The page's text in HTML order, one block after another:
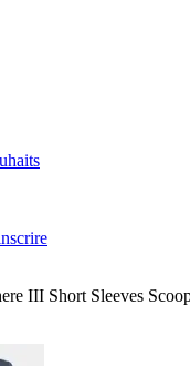
III Short Sleeves